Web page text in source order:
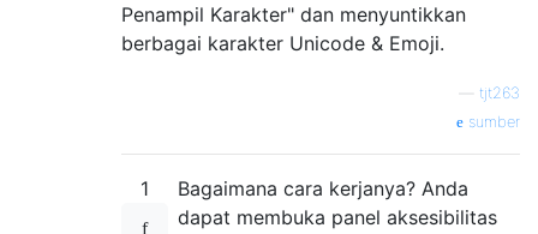
Penampil Karakter" dan menyuntikkan
berbagai karakter Unicode & Emoji.
tjt263
sumber
1
Bagaimana cara kerjanya? Anda
dapat membuka panel aksesibilitas